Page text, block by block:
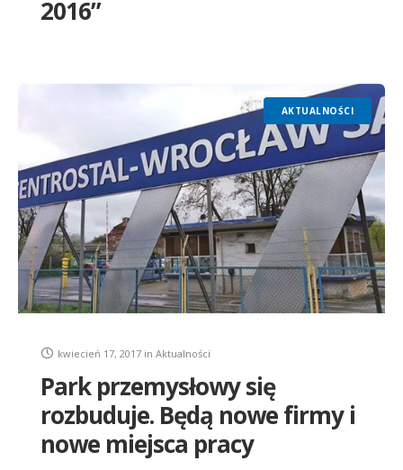
2016”
AKTUALNOŚCI
kwiecień 17, 2017 in Aktualności
Park przemysłowy się
rozbuduje. Będą nowe firmy i
nowe miejsca pracy